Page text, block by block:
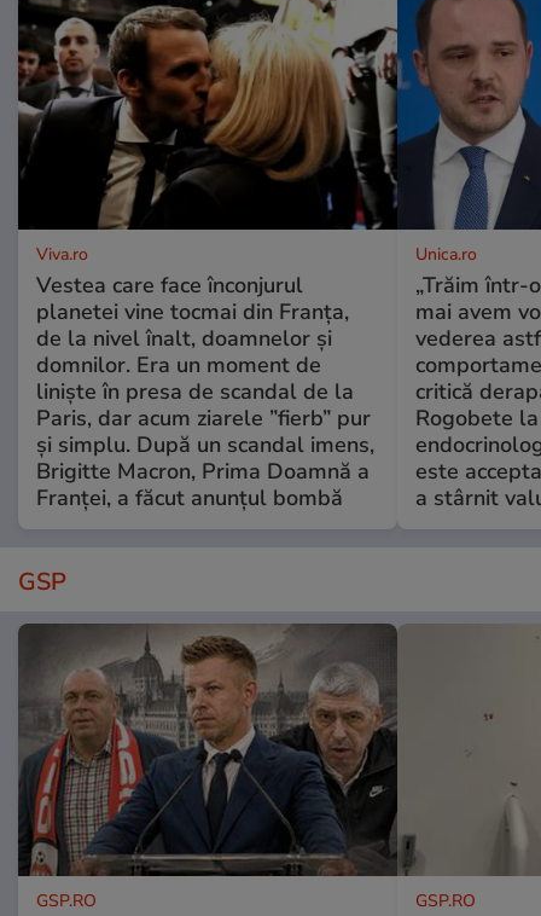
Viva.ro
Vestea care face înconjurul
planetei vine tocmai din Franța,
de la nivel înalt, doamnelor și
domnilor. Era un moment de
liniște în presa de scandal de la
Paris, dar acum ziarele ”fierb” pur
și simplu. După un scandal imens,
Brigitte Macron, Prima Doamnă a
Franței, a făcut anunțul bombă
Unica.ro
„Trăim într-
mai avem
vederea
critică
Rogobete
este
a stârnit
GSP
GSP.RO GSP.RO